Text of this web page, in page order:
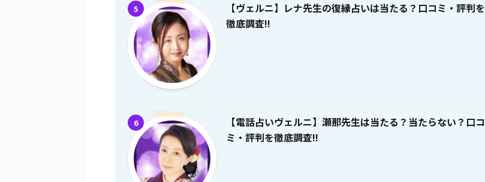
5
【ヴェルニ】レナ先生の復縁占いは当たる？口コミ・評判を
徹底調査!!
6
【電話占いヴェルニ】瀬那先生は当たる？当たらない？口コ
ミ・評判を徹底調査!!